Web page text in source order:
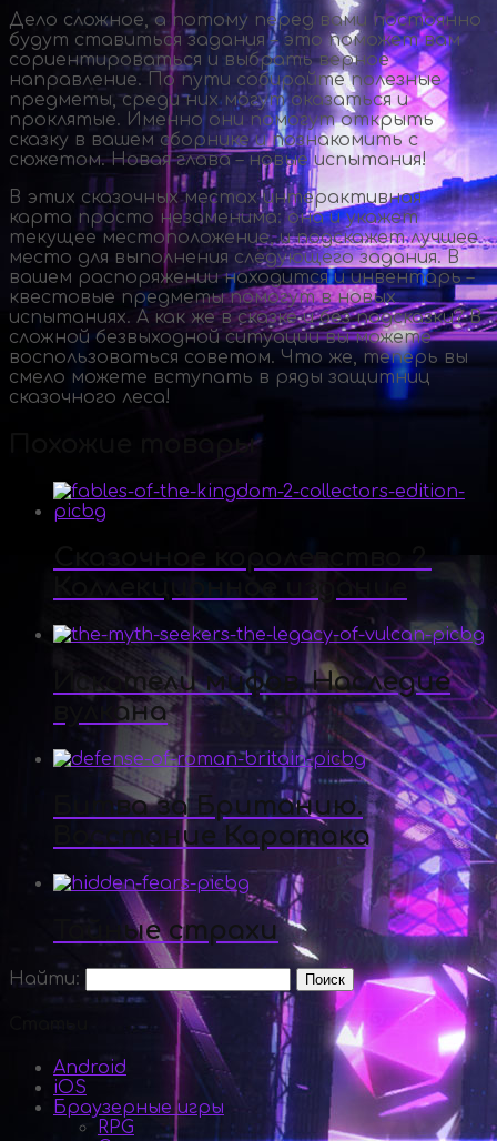
Дело сложное, а потому перед вами постоянно
будут ставиться задания – это поможет вам
сориентироваться и выбрать верное
направление. По пути собирайте полезные
предметы, среди них могут оказаться и
проклятые. Именно они помогут открыть
сказку в вашем сборнике и познакомить с
сюжетом. Новая глава – новые испытания!
В этих сказочных местах интерактивная
карта просто незаменима: она и укажет
текущее местоположение, и подскажет лучшее
место для выполнения следующего задания. В
вашем распоряжении находится и инвентарь –
квестовые предметы помогут в новых
испытаниях. А как же в сказке и без подсказки? В
сложной безвыходной ситуации вы можете
воспользоваться советом. Что же, теперь вы
смело можете вступать в ряды защитниц
сказочного леса!
Похожие товары
Сказочное королевство 2.
Искатели мифов. Наследие
вулкана
Битва за Британию.
Восстание Каратака
Тайные страхи
Найти:
Статьи
Android
iOS
Браузерные игры
RPG